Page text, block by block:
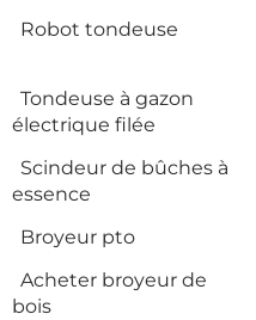
Robot tondeuse
Tondeuse à gazon
électrique filée
Scindeur de bûches à
essence
Broyeur pto
Acheter broyeur de
bois